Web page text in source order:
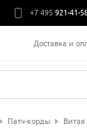
+7 495 921-41-
Доставка и
Патч-корды Витая